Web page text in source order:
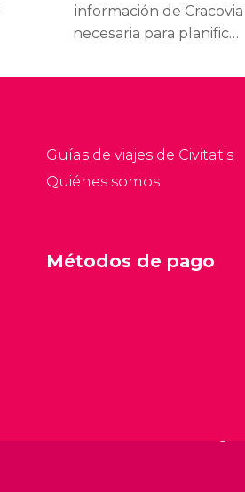
información de Cracovia
necesaria para planificar
comercial de la ciudad,
cuestiones relevantes.
Guías de viajes de Civitatis
Quiénes somos
Métodos de pago